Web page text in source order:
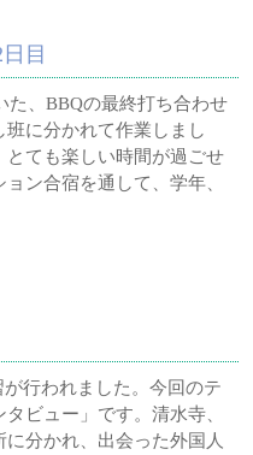
目
た、BBQの最終打ち合わせ
に分かれて作業しまし
ても楽しい時間が過ごせ
ン合宿を通して、学年、
行われました。今回のテ
ビュー」です。清水寺、
分かれ、出会った外国人